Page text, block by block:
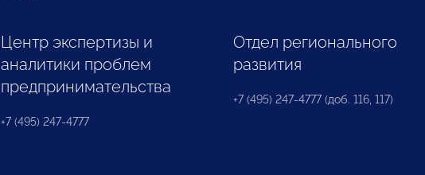
Центр экспертизы и
аналитики проблем
предпринимательства
+7 (495) 247-4777
Отдел регионального
развития
+7 (495) 247-4777 (доб. 116, 117)